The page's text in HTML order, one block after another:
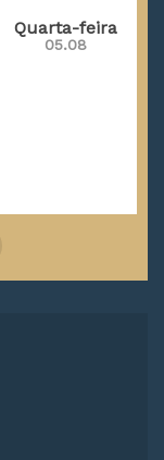
Quarta-feira
05.08